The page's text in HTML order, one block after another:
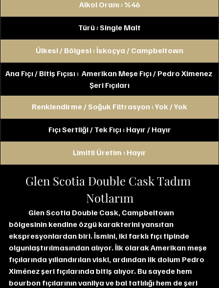
Alkol Oranı : %46
Türü : Single Malt
Ülkesi / Bölgesi : İskoçya / Campbeltown
Ana Fıçı / Bitiş Fıçısı :  Amerikan Meşe Fıçı / Pedro Ximenez
Şeri Fıçıları
Renklendirme / Soğuk Filtrasyon : Yok / Yok
Fıçı Sertliği / Tek Fıçı : Hayır / Hayır
Limitli Üretim : Hayır
Glen Scotia Double Cask Tadım
Notlarım
bölgesinin kendine özgü karakterini yansıtan
ekspresyonlardan biri. İsmini, iki farklı fıçı tipinde
olgunlaştırılmasından alıyor. İlk olarak Amerikan meşe
fıçılarında yıllandırılan viski, ardından ilk dolum Pedro
Ximénez şeri fıçılarında bitiş alıyor. Bu sayede hem
bourbon fıçılarının vanilya ve bal tatlılığı hem de şeri